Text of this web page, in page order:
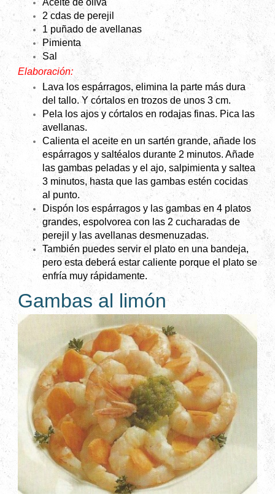
2 cdas de perejil
1 puñado de avellanas
Pimienta
Sal
Elaboración:
Lava los espárragos, elimina la parte más dura
del tallo. Y córtalos en trozos de unos 3 cm.
Pela los ajos y córtalos en rodajas finas. Pica las
avellanas.
Calienta el aceite en un sartén grande, añade los
espárragos y saltéalos durante 2 minutos. Añade
las gambas peladas y el ajo, salpimienta y saltea
3 minutos, hasta que las gambas estén cocidas
al punto.
Dispón los espárragos y las gambas en 4 platos
grandes, espolvorea con las 2 cucharadas de
perejil y las avellanas desmenuzadas.
También puedes servir el plato en una bandeja,
pero esta deberá estar caliente porque el plato se
enfría muy rápidamente.
Gambas al limón